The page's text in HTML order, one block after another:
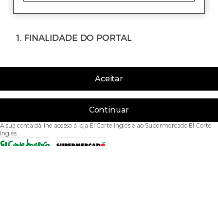
Aceitar
Continuar
A sua conta dá-lhe acesso à loja El Corte Inglés e ao Supermercado El Corte
Inglés.